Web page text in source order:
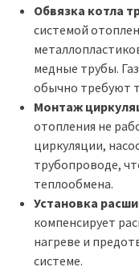
Обвязка котла
системой
медные трубы.
обычно требуют
Монтаж
отопления не
циркуляции,
трубопроводе,
теплообмена.
Установка
компенсирует
нагреве и
системе.